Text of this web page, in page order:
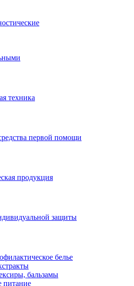
техника
первой помощи
продукция
защиты
белье
бальзамы
питание